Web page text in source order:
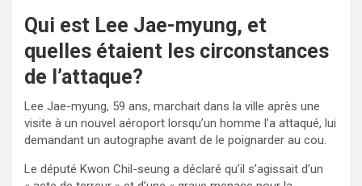
Qui est Lee Jae-myung, et
quelles étaient les circonstances
de l’attaque?
Lee Jae-myung, 59 ans, marchait dans la ville après une
visite à un nouvel aéroport lorsqu’un homme l’a attaqué, lui
demandant un autographe avant de le poignarder au cou.
Le député Kwon Chil-seung a déclaré qu’il s’agissait d’un